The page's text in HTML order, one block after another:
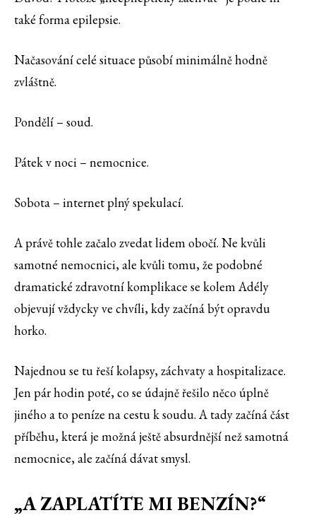
také forma epilepsie.
Načasování celé situace působí minimálně hodně
zvláštně.
Pondělí – soud.
Pátek v noci – nemocnice.
Sobota – internet plný spekulací.
A právě tohle začalo zvedat lidem obočí. Ne kvůli
samotné nemocnici, ale kvůli tomu, že podobné
dramatické zdravotní komplikace se kolem Adély
objevují vždycky ve chvíli, kdy začíná být opravdu
horko.
Najednou se tu řeší kolapsy, záchvaty a hospitalizace.
Jen pár hodin poté, co se údajně řešilo něco úplně
jiného a to peníze na cestu k soudu. A tady začíná část
příběhu, která je možná ještě absurdnější než samotná
nemocnice, ale začíná dávat smysl.
„A ZAPLATÍTE MI BENZÍN?“